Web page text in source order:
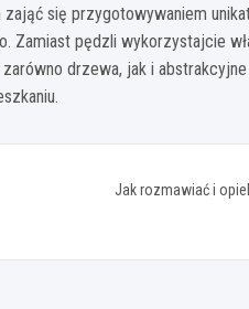
się przygotowywaniem
Zamiast pędzli wykorzystajcie
drzewa, jak i
Jak rozmawiać i